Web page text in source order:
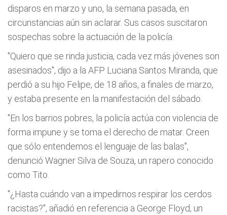
disparos en marzo y uno, la semana pasada, en
circunstancias aún sin aclarar. Sus casos suscitaron
sospechas sobre la actuación de la policía.
"Quiero que se rinda justicia, cada vez más jóvenes son
asesinados", dijo a la AFP Luciana Santos Miranda, que
perdió a su hijo Felipe, de 18 años, a finales de marzo,
y estaba presente en la manifestación del sábado.
"En los barrios pobres, la policía actúa con violencia de
forma impune y se toma el derecho de matar. Creen
que sólo entendemos el lenguaje de las balas",
denunció Wagner Silva de Souza, un rapero conocido
como Tito.
"¿Hasta cuándo van a impedirnos respirar los cerdos
racistas?", añadió en referencia a George Floyd, un